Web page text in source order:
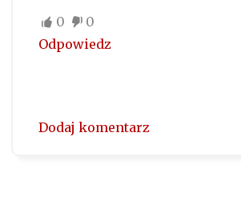
0
0
Odpowiedz
Dodaj komentarz